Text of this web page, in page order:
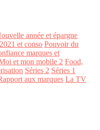
année et épargne
et conso Pouvoir du
marques et
et mon mobile 2 Food,
Séries 2 Séries 1
aux marques La TV